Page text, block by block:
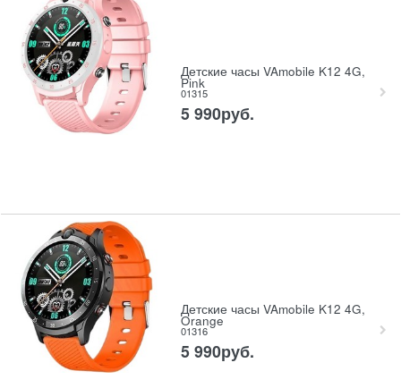
Детские часы VAmobile K12 4G,
Pink
01315
5 990руб.
Детские часы VAmobile K12 4G,
Orange
01316
5 990руб.